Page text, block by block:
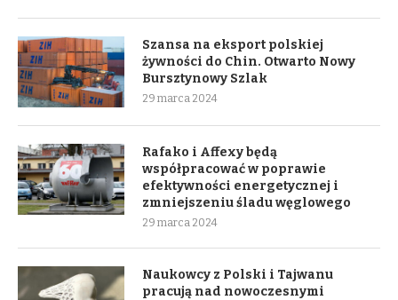
Szansa na eksport polskiej
żywności do Chin. Otwarto Nowy
Bursztynowy Szlak
29 marca 2024
Rafako i Affexy będą
współpracować w poprawie
efektywności energetycznej i
zmniejszeniu śladu węglowego
29 marca 2024
Naukowcy z Polski i Tajwanu
pracują nad nowoczesnymi